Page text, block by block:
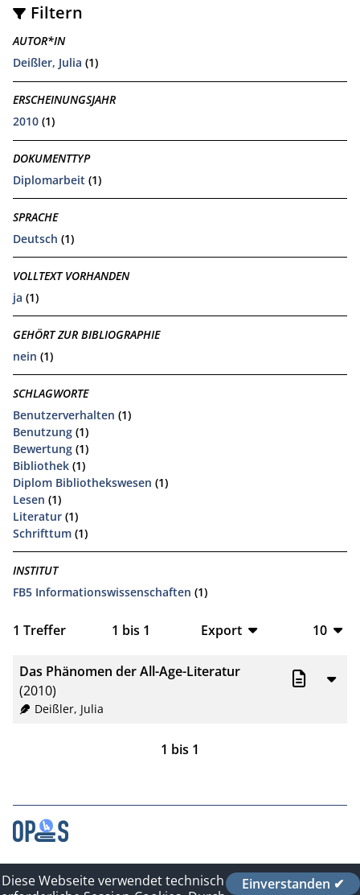
Filtern
AUTOR*IN
Deißler, Julia (1)
ERSCHEINUNGSJAHR
2010 (1)
DOKUMENTTYP
Diplomarbeit (1)
SPRACHE
Deutsch (1)
VOLLTEXT VORHANDEN
ja (1)
GEHÖRT ZUR BIBLIOGRAPHIE
nein (1)
SCHLAGWORTE
Benutzerverhalten (1)
Benutzung (1)
Bewertung (1)
Bibliothek (1)
Diplom Bibliothekswesen (1)
Lesen (1)
Literatur (1)
Schrifttum (1)
INSTITUT
FB5 Informationswissenschaften (1)
1 Treffer 1 bis 1
Export
10
20
Das Phänomen der All-Age-Literatur
(2010)
Deißler, Julia
1 bis 1
Kontakt
Impressum
Einverstanden ✔
Diese Webseite verwendet technisch